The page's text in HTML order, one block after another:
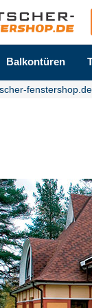
Balkontüren
fenstershop.de